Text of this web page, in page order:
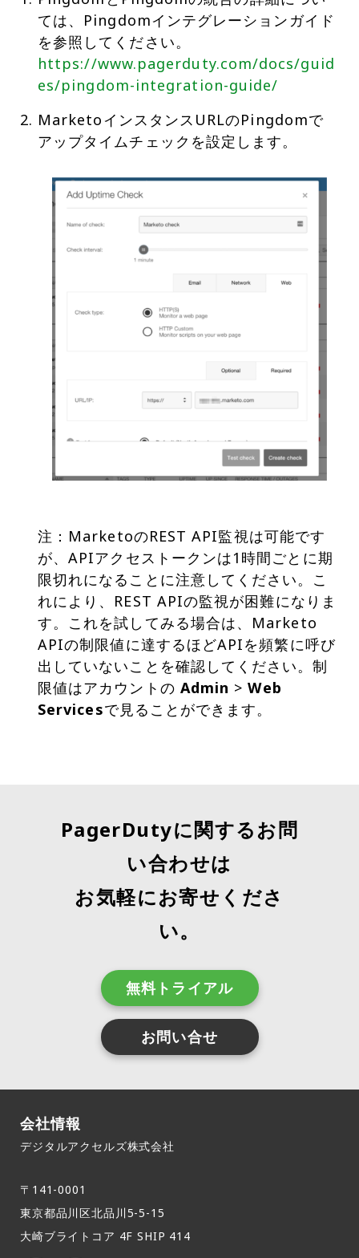
ては、Pingdomインテグレーションガイド
を参照してください。
https://www.pagerduty.com/docs/guid
es/pingdom-integration-guide/
MarketoインスタンスURLのPingdomで
注：MarketoのREST API監視は可能です
が、APIアクセストークンは1時間ごとに期
限切れになることに注意してください。こ
れにより、REST APIの監視が困難になりま
す。これを試してみる場合は、Marketo
APIの制限値に達するほどAPIを頻繁に呼び
出していないことを確認してください。制
限値はアカウントの Admin >Web
Servicesで見ることができます。
PagerDutyに関するお問
い合わせは
お気軽にお寄せくださ
い。
無料トライアル
お問い合せ
会社情報
デジタルアクセルズ株式会社
〒141-0001
東京都品川区北品川5-5-15​
大崎ブライトコア 4F SHIP 414